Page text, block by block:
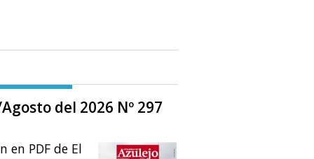
del 2026 Nº 297
en PDF de El